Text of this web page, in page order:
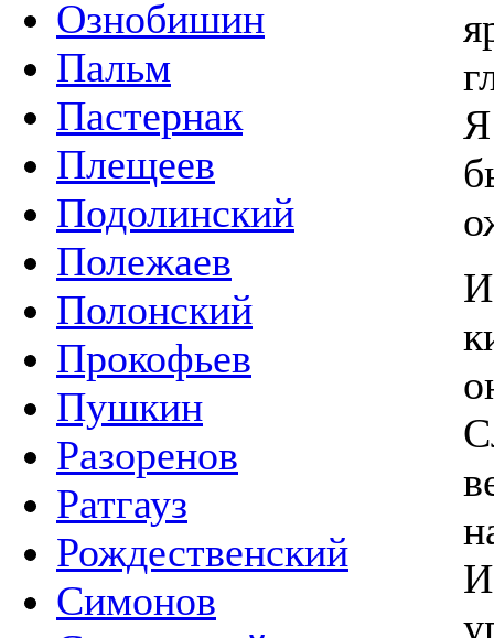
Ознобишин
Пальм
Пастернак
Плещеев
Подолинский
Полежаев
Полонский
Прокофьев
Пушкин
Разоренов
Ратгауз
Рождественский
Симонов
И
И